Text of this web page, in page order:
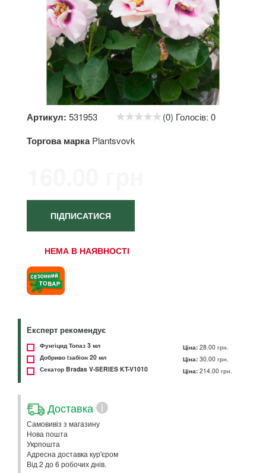
Артикул: 531953 (0) Голосів: 0
Торгова марка Plantsvovk
ПІДПИСАТИСЯ
НЕМА В НАЯВНОСТІ
Експерт рекомендує
Фунгіцид Топаз 3 мл Ціна: 28.00 грн.
Добриво Ізабіон 20 мл
Ціна: 30.00 грн.
Секатор Bradas V-SERIES KT-V1010
Ціна: 214.00 грн.
Доставка i
Самовивіз з магазину
Нова пошта
Укрпошта
Адресна доставка кур'єром
Від 2 до 6 робочих днів.